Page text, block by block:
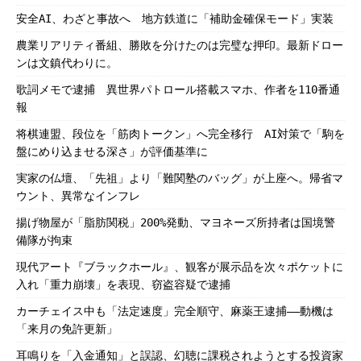
安全AI、わざと事故へ 地方鉄道に「補助金確保モード」実装
農業リアリティ番組、勝敗を分けたのは完璧な押印。最新ドロー
ンは文鎮代わりに。
歌詞メモで逮捕 異世界パトロール搭載スマホ、作者を110番通
報
将棋連盟、段位を「筋肉トークン」へ完全移行 AI対策で「駒を
盤にめり込ませる深さ」が評価基準に
実家の仏壇、「先祖」より「難関塾のバッグ」が上座へ。帰省マ
ウント、異常なインフレ
揚げ物屋が「脂肪関税」200%発動、マヨネーズ所持者は国境警
備隊が拘束
現代アート『ブラックホール』、観客が展示品を次々ポケットに
入れ「重力崩壊」を表現、窃盗容疑で逮捕
カーチェイス中も「法定速度」完全順守、麻薬王逮捕――動機は
「来月の免許更新」
耳鳴りを「入金通知」と誤認、幻聴に課税されようとする投資家